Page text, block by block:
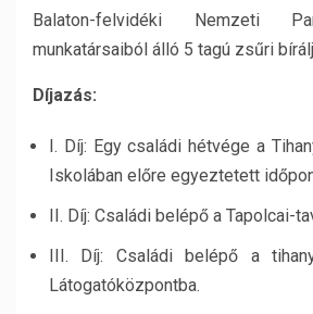
Balaton-felvidéki Nemzeti
munkatársaiból álló 5 tagú zsűri
Díjazás:
I. Díj: Egy családi hétvége a
Iskolában előre egyeztetett
II. Díj: Családi belépő a Tapolcai-
III. Díj: Családi belépő a
Látogatóközpontba.